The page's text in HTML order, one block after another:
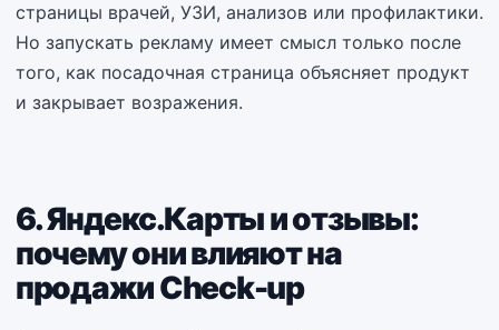
страницы врачей, УЗИ, анализов или профилактики.
Но запускать рекламу имеет смысл только после
того, как посадочная страница объясняет продукт
и закрывает возражения.
6. Яндекс.Карты и отзывы:
почему они влияют на
продажи Check-up